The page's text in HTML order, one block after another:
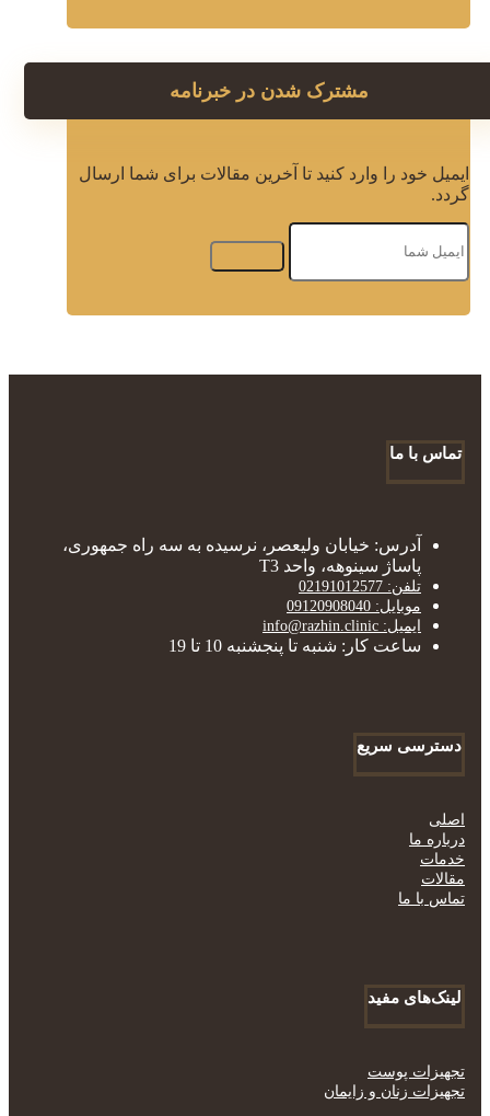
مشترک شدن در خبرنامه
ایمیل خود را وارد کنید تا آخرین مقالات برای شما ارسال
گردد.
تماس با ما
آدرس: خیابان ولیعصر، نرسیده به سه راه جمهوری،
پاساژ سینوهه، واحد T3
تلفن: 02191012577
موبایل: 09120908040
ایمیل: info@razhin.clinic
ساعت کار: شنبه تا پنجشنبه 10 تا 19
دسترسی سریع
اصلی
درباره ما
خدمات
مقالات
تماس با ما
لینک‌های مفید
تجهیزات پوست
تجهیزات زنان و زایمان